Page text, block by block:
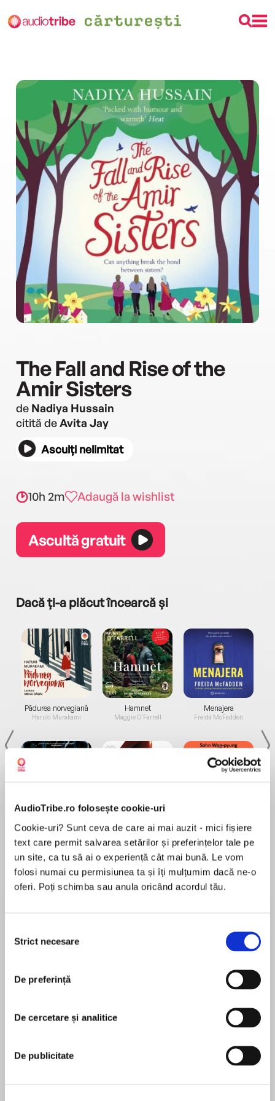
AudioTribe.ro folosește cookie-uri
Cookie-uri? Sunt ceva de care ai mai auzit - mici fișiere
text care permit salvarea setărilor și preferințelor tale pe
un site, ca tu să ai o experiență cât mai bună. Le vom
folosi numai cu permisiunea ta și îți mulțumim dacă ne-o
oferi. Poți schimba sau anula oricând acordul tău.
consimțământului
Strict necesare
De preferință
De cercetare și analitice
De publicitate
The Fall and Rise of the
Amir Sisters
de Nadiya Hussain
citită deAvita Jay
Asculți nelimitat
10h 2m Adaugă la wishlist
Ascultă gratuit
Dacă ți-a plăcut încearcă și
Pădurea norvegiană
Haruki Murakami
de...
Dani Francis
Hamnet
Maggie O'Farrell
la...
Lauren Weisberger
Menajera
Freida McFadden
Sohn Won-pyung
produced a fabulous follow-up about faith and
*******************************************
Heart-warming storytelling with strong themes
Bake Off winner Nadiya Hussain, this is Little
În acest moment nu există recenzii
pentru această carte